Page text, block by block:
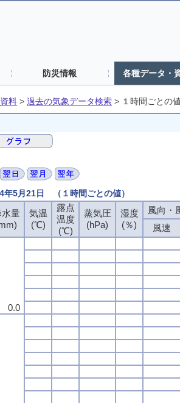
防災情報 各種データ・
料 > 過去の気象データ検索 > １時間ごとの
5月21日 （１時間ごとの値）
水量
気温
(℃)
露点
温度
(℃)
蒸気圧
(hPa)
湿度
(％)
風向・
風速
0.0